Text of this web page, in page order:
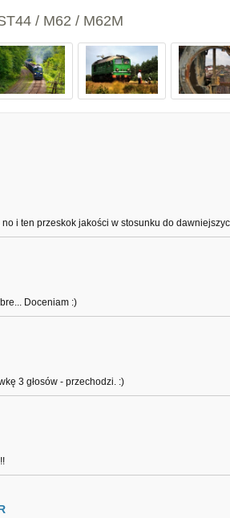
/ M62 / M62M
no i ten przeskok jakości w stosunku do
Doceniam :)
3 głosów - przechodzi. :)